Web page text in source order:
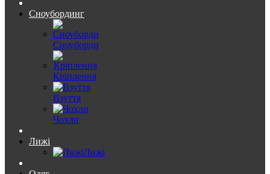
Сноубординг
Сноуборди
Кріплення
Взуття
Чохли
Лижі
Лижі